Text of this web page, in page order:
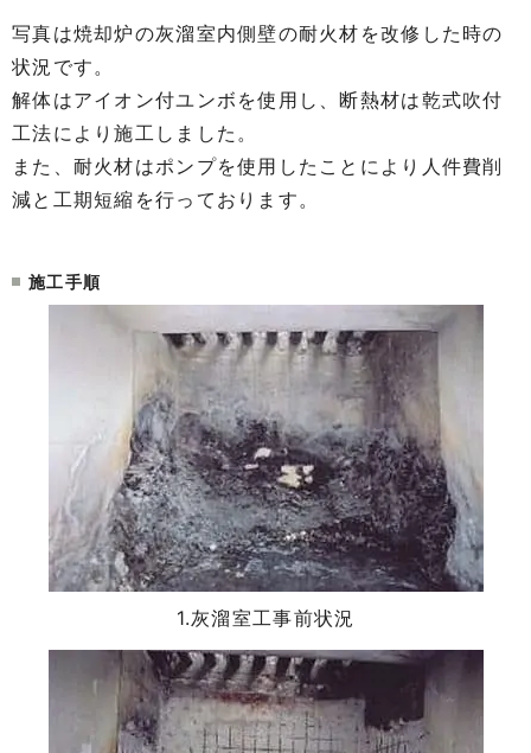
写真は焼却炉の灰溜室内側壁の耐火材を改修した時の
状況です。
解体はアイオン付ユンボを使用し、断熱材は乾式吹付
工法により施工しました。
また、耐火材はポンプを使用したことにより人件費削
減と工期短縮を行っております。
施工手順
1.灰溜室工事前状況